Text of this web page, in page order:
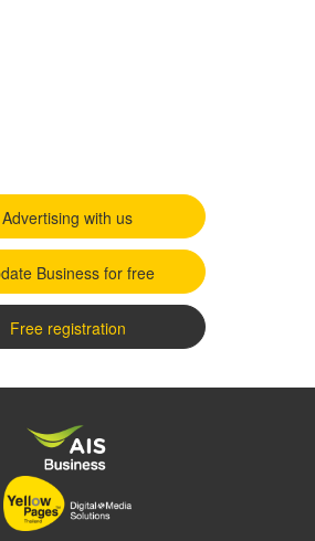
Advertising with us
Business for free
Free registration